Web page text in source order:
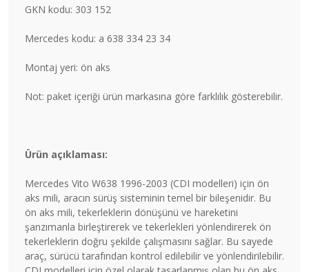
GKN kodu: 303 152
Mercedes kodu: a 638 334 23 34
Montaj yeri: ön aks
Not: paket içeriği ürün markasına göre farklılık gösterebilir.
Ürün açıklaması:
Mercedes Vito W638 1996-2003 (CDI modelleri) için ön
aks mili, aracın sürüş sisteminin temel bir bileşenidir. Bu
ön aks mili, tekerleklerin dönüşünü ve hareketini
şanzımanla birleştirerek ve tekerlekleri yönlendirerek ön
tekerleklerin doğru şekilde çalışmasını sağlar. Bu sayede
araç, sürücü tarafından kontrol edilebilir ve yönlendirilebilir.